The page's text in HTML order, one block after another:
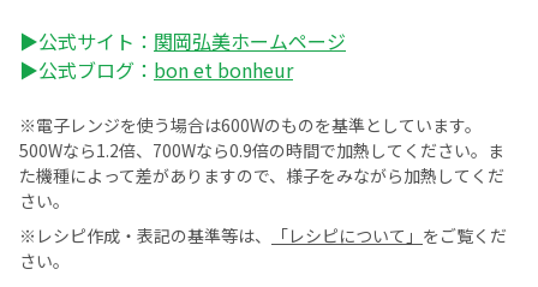
▶公式サイト： 関岡弘美ホームページ
▶公式ブログ： bon et bonheur
※電子レンジを使う場合は600Wのものを基準としています。
500Wなら1.2倍、700Wなら0.9倍の時間で加熱してください。ま
た機種によって差がありますので、様子をみながら加熱してくだ
さい。
※レシピ作成・表記の基準等は、
「レシピについて」 をご覧くだ
さい。